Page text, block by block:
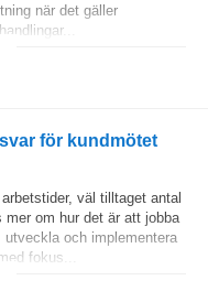
när det gäller
för kundmötet
väl tilltaget antal
mer om hur det är att jobba
och implementera
fokus...